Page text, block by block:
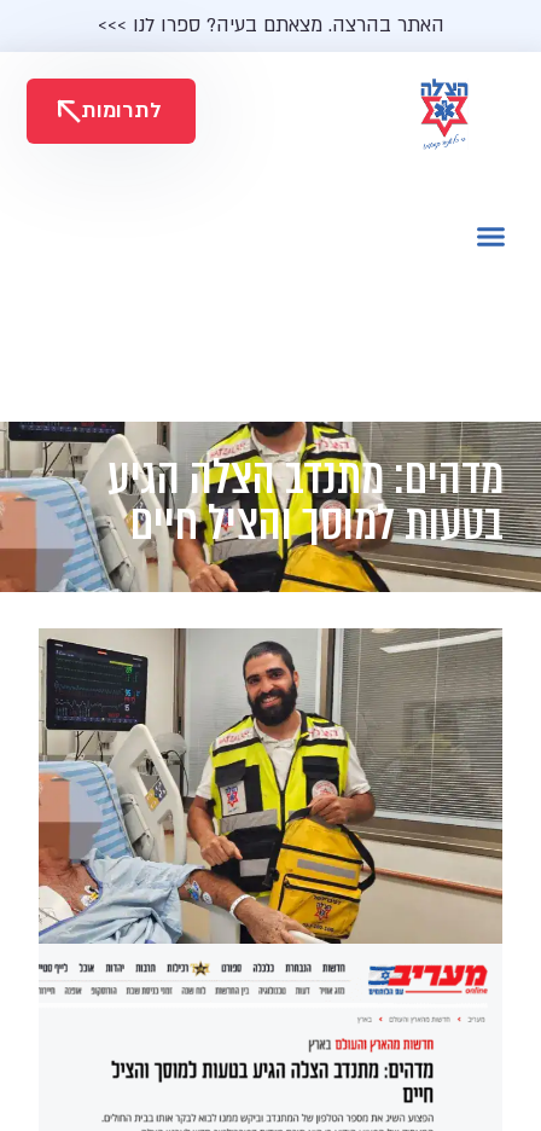
האתר בהרצה. מצאתם בעיה? ספרו לנו >>>
לתרומות
מדהים: מתנדב הצלה הגיע
בטעות למוסך והציל חיים